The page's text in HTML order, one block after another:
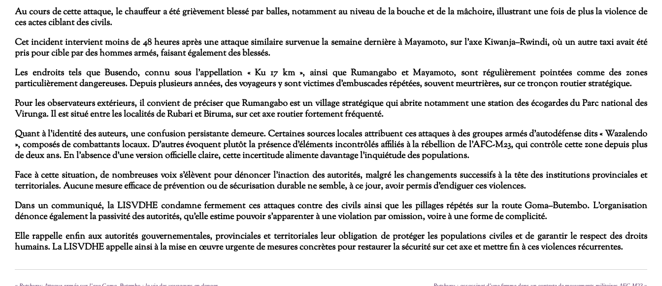
Au cours de cette attaque, le chauffeur a été grièvement blessé par balles, notamment au niveau de la bouche et de la mâchoire, illustrant une fois de plus la violence de
ces actes ciblant des civils.
Cet incident intervient moins de 48 heures après une attaque similaire survenue la semaine dernière à Mayamoto, sur l’axe Kiwanja–Rwindi, où un autre taxi avait été
pris pour cible par des hommes armés, faisant également des blessés.
Les endroits tels que Busendo, connu sous l’appellation « Ku 17 km », ainsi que Rumangabo et Mayamoto, sont régulièrement pointées comme des zones
particulièrement dangereuses. Depuis plusieurs années, des voyageurs y sont victimes d’embuscades répétées, souvent meurtrières, sur ce tronçon routier stratégique.
Pour les observateurs extérieurs, il convient de préciser que Rumangabo est un village stratégique qui abrite notamment une station des écogardes duParc national des
Virunga. Il est situé entre les localités de Rubari et Biruma, sur cet axe routier fortement fréquenté.
Quant à l’identité des auteurs, une confusion persistante demeure. Certaines sources locales attribuent ces attaques à des groupes armés d’autodéfense dits « Wazalendo
», composés de combattants locaux. D’autres évoquent plutôt la présence d’éléments incontrôlés affiliés à la rébellion de l’AFC-M23, qui contrôle cette zone depuis plus
de deux ans. En l’absence d’une version officielle claire, cette incertitude alimente davantage l’inquiétude des populations.
Face à cette situation, de nombreuses voix s’élèvent pour dénoncer l’inaction des autorités, malgré les changements successifs à la tête des institutions provinciales et
territoriales. Aucune mesure efficace de prévention ou de sécurisation durable ne semble, à ce jour, avoir permis d’endiguer ces violences.
Dans un communiqué, la LISVDHE condamne fermement ces attaques contre des civils ainsi que les pillages répétés sur la route Goma–Butembo. L’organisation
dénonce également la passivité des autorités, qu’elle estime pouvoir s’apparenter à une violation par omission, voire à une forme de complicité.
Elle rappelle enfin aux autorités gouvernementales, provinciales et territoriales leur obligation de protéger les populations civiles et de garantir le respect des droits
humains. La LISVDHE appelle ainsi à la mise en œuvre urgente de mesures concrètes pour restaurer la sécurité sur cet axe et mettre fin à ces violences récurrentes.